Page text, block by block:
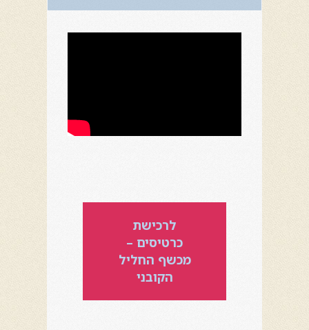
לרכישת
כרטיסים –
מכשף החליל
הקובני